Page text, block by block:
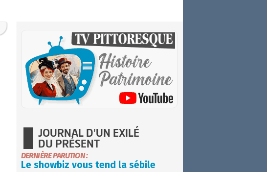
JOURNAL D'UN EXILÉ
DU PRÉSENT
DERNIÈRE PARUTION :
Le showbiz vous tend la sébile